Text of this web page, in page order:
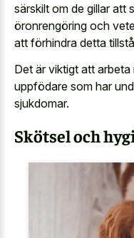
särskilt om de gillar att
öronrengöring och
att förhindra detta
Det är viktigt att
uppfödare som har
sjukdomar.
Skötsel och